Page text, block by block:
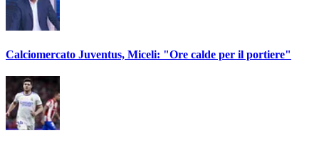
Calciomercato Juventus, Miceli: "Ore calde per il portiere"